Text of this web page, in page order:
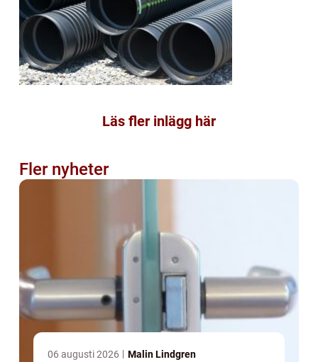
Läs fler inlägg här
Fler nyheter
06 augusti 2026 Malin Lindgren